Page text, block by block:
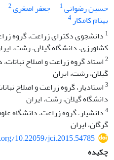
حسین رضوانی1 جعفر اصغری2
بهنام کامکار4
1 دانشجوی دکترای زراعت، گروه
کشاورزی، دانشگاه گیلان، رشت،
2استاد گروه زراعت و اصلاح
گیلان، رشت، ایران
3استادیار، گروه زراعت و اصلاح
دانشگاه گیلان، رشت، ایران
4دانشیار، گروه زراعت، دانشگاه
گرگان، ایران
10.22059/jci.2015.54785
چکیده